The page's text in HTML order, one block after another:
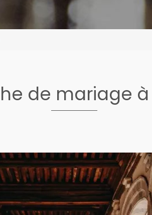
de mariage